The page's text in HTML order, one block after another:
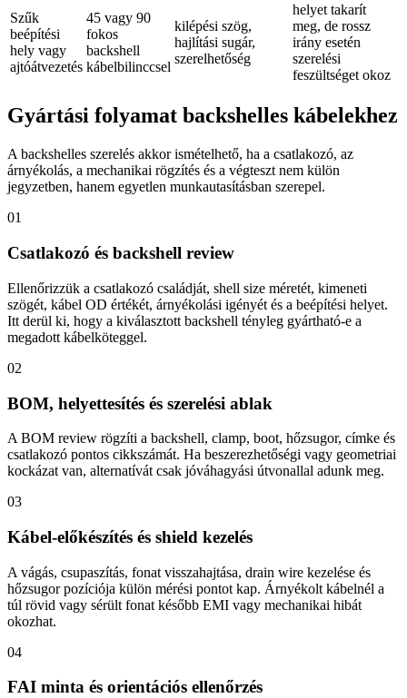
Szűk
beépítési
hely vagy
ajtóátvezetés
45 vagy 90
fokos
backshell
kábelbilinccsel
kilépési szög,
hajlítási sugár,
szerelhetőség
helyet takarít
meg, de rossz
irány esetén
szerelési
feszültséget okoz
Gyártási folyamat backshelles kábelekhez
A backshelles szerelés akkor ismételhető, ha a csatlakozó, az
árnyékolás, a mechanikai rögzítés és a végteszt nem külön
jegyzetben, hanem egyetlen munkautasításban szerepel.
01
Csatlakozó és backshell review
Ellenőrizzük a csatlakozó családját, shell size méretét, kimeneti
szögét, kábel OD értékét, árnyékolási igényét és a beépítési helyet.
Itt derül ki, hogy a kiválasztott backshell tényleg gyártható-e a
megadott kábelköteggel.
02
BOM, helyettesítés és szerelési ablak
A BOM review rögzíti a backshell, clamp, boot, hőzsugor, címke és
csatlakozó pontos cikkszámát. Ha beszerezhetőségi vagy geometriai
kockázat van, alternatívát csak jóváhagyási útvonallal adunk meg.
03
Kábel-előkészítés és shield kezelés
A vágás, csupaszítás, fonat visszahajtása, drain wire kezelése és
hőzsugor pozíciója külön mérési pontot kap. Árnyékolt kábelnél a
túl rövid vagy sérült fonat később EMI vagy mechanikai hibát
okozhat.
04
FAI minta és orientációs ellenőrzés